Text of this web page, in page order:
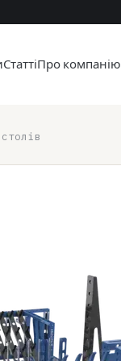
СтаттіПро компанію